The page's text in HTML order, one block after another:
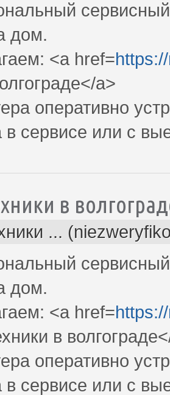
дом.
<a href=
a>
оперативно
в сервисе или с
в
...
дом.
<a href=
в
оперативно
в сервисе или с